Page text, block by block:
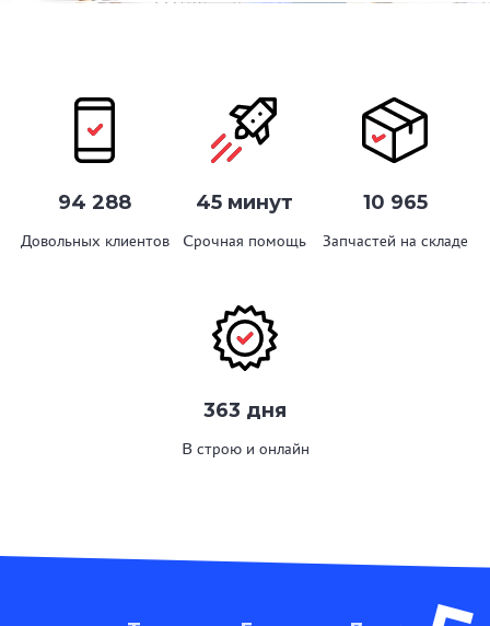
94 288
Довольных клиентов
45 минут
Срочная помощь
10 965
Запчастей на складе
363 дня
В строю и онлайн